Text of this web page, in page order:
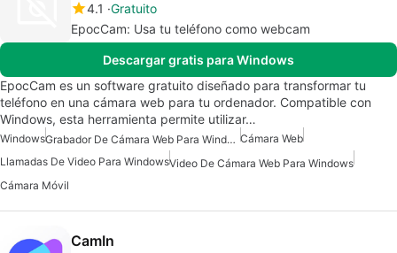
4.1 Gratuito
EpocCam: Usa tu teléfono como webcam
Descargar gratis para Windows
EpocCam es un software gratuito diseñado para transformar tu
teléfono en una cámara web para tu ordenador. Compatible con
Windows, esta herramienta permite utilizar…
Windows Grabador De Cámara Web Para Windows Cámara Web
Llamadas De Video Para WindowsVideo De Cámara Web Para Windows
Cámara Móvil
CamIn